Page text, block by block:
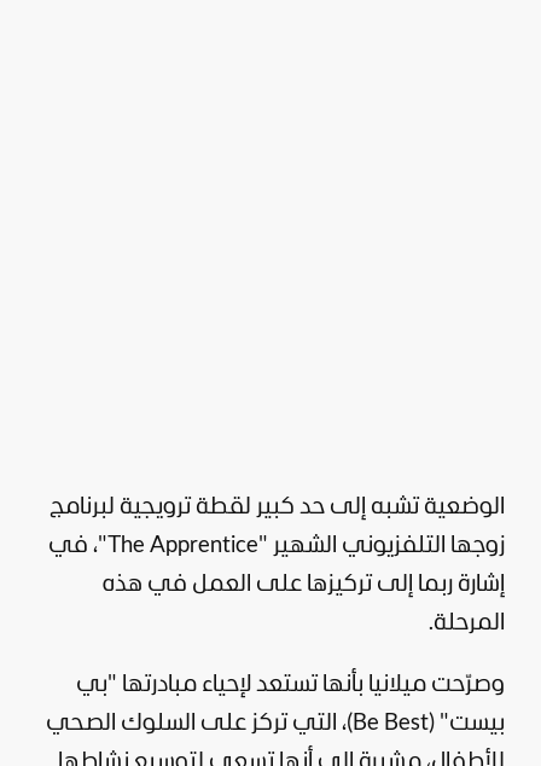
الوضعية تشبه إلى حد كبير لقطة ترويجية لبرنامج
زوجها التلفزيوني الشهير "The Apprentice"، في
إشارة ربما إلى تركيزها على العمل في هذه
المرحلة.
وصرّحت ميلانيا بأنها تستعد لإحياء مبادرتها "بي
بيست" (Be Best)، التي تركز على السلوك الصحي